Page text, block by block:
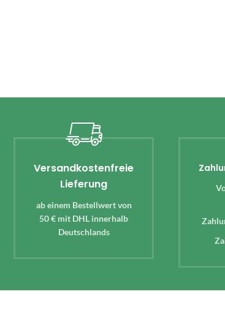
Versandkostenfreie
Lieferung
ab einem Bestellwert von
50 € mit DHL innerhalb
Deutschlands